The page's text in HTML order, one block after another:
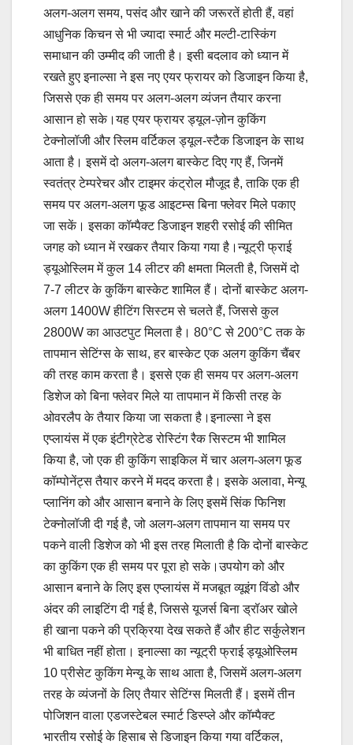
अलग-अलग समय, पसंद और खाने की जरूरतें होती हैं, वहां
आधुनिक किचन से भी ज्यादा स्मार्ट और मल्टी-टास्किंग
समाधान की उम्मीद की जाती है। इसी बदलाव को ध्यान में
रखते हुए इनाल्सा ने इस नए एयर फ्रायर को डिजाइन किया है,
जिससे एक ही समय पर अलग-अलग व्यंजन तैयार करना
आसान हो सके।यह एयर फ्रायर ड्यूल-ज़ोन कुकिंग
टेक्नोलॉजी और स्लिम वर्टिकल ड्यूल-स्टैक डिजाइन के साथ
आता है। इसमें दो अलग-अलग बास्केट दिए गए हैं, जिनमें
स्वतंत्र टेम्परेचर और टाइमर कंट्रोल मौजूद है, ताकि एक ही
समय पर अलग-अलग फूड आइटम्स बिना फ्लेवर मिले पकाए
जा सकें। इसका कॉम्पैक्ट डिजाइन शहरी रसोई की सीमित
जगह को ध्यान में रखकर तैयार किया गया है।न्यूट्री फ्राई
ड्यूओस्लिम में कुल 14 लीटर की क्षमता मिलती है, जिसमें दो
7-7 लीटर के कुकिंग बास्केट शामिल हैं। दोनों बास्केट अलग-
अलग 1400W हीटिंग सिस्टम से चलते हैं, जिससे कुल
2800W का आउटपुट मिलता है। 80°C से 200°C तक के
तापमान सेटिंग्स के साथ, हर बास्केट एक अलग कुकिंग चैंबर
की तरह काम करता है। इससे एक ही समय पर अलग-अलग
डिशेज को बिना फ्लेवर मिले या तापमान में किसी तरह के
ओवरलैप के तैयार किया जा सकता है।इनाल्सा ने इस
एप्लायंस में एक इंटीग्रेटेड रोस्टिंग रैक सिस्टम भी शामिल
किया है, जो एक ही कुकिंग साइकिल में चार अलग-अलग फूड
कॉम्पोनेंट्स तैयार करने में मदद करता है। इसके अलावा, मेन्यू
प्लानिंग को और आसान बनाने के लिए इसमें सिंक फिनिश
टेक्नोलॉजी दी गई है, जो अलग-अलग तापमान या समय पर
पकने वाली डिशेज को भी इस तरह मिलाती है कि दोनों बास्केट
का कुकिंग एक ही समय पर पूरा हो सके।उपयोग को और
आसान बनाने के लिए इस एप्लायंस में मजबूत व्यूइंग विंडो और
अंदर की लाइटिंग दी गई है, जिससे यूजर्स बिना ड्रॉअर खोले
ही खाना पकने की प्रक्रिया देख सकते हैं और हीट सर्कुलेशन
भी बाधित नहीं होता। इनाल्सा का न्यूट्री फ्राई ड्यूओस्लिम
10 प्रीसेट कुकिंग मेन्यू के साथ आता है, जिसमें अलग-अलग
तरह के व्यंजनों के लिए तैयार सेटिंग्स मिलती हैं। इसमें तीन
पोजिशन वाला एडजस्टेबल स्मार्ट डिस्प्ले और कॉम्पैक्ट
भारतीय रसोई के हिसाब से डिजाइन किया गया वर्टिकल,